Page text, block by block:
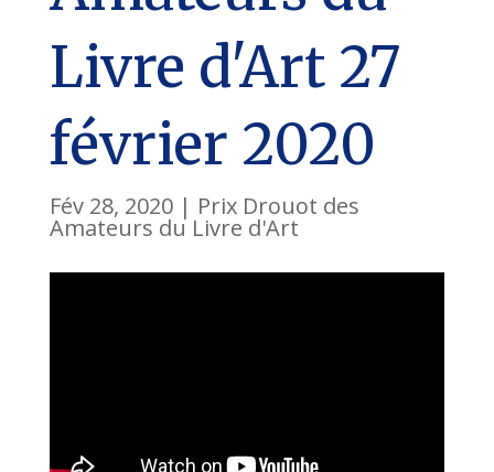
Livre d'Art 27
février 2020
Fév 28, 2020| Prix Drouot des
Amateurs du Livre d'Art